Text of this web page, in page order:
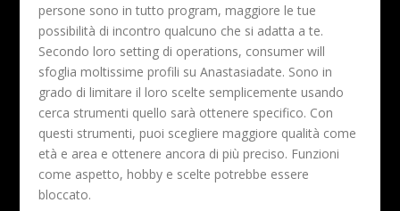
persone sono in tutto program, maggiore le tue
possibilità di incontro qualcuno che si adatta a te.
Secondo loro setting di operations, consumer will
sfoglia moltissime profili su Anastasiadate. Sono in
grado di limitare il loro scelte semplicemente usando
cerca strumenti quello sarà ottenere specifico. Con
questi strumenti, puoi scegliere maggiore qualità come
età e area e ottenere ancora di più preciso. Funzioni
come aspetto, hobby e scelte potrebbe essere
bloccato.